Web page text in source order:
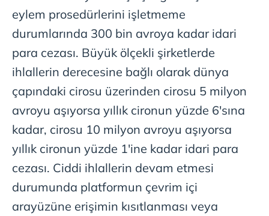
eylem prosedürlerini işletmeme
durumlarında 300 bin avroya kadar idari
para cezası. Büyük ölçekli şirketlerde
ihlallerin derecesine bağlı olarak dünya
çapındaki cirosu üzerinden cirosu 5 milyon
avroyu aşıyorsa yıllık cironun yüzde 6'sına
kadar, cirosu 10 milyon avroyu aşıyorsa
yıllık cironun yüzde 1'ine kadar idari para
cezası. Ciddi ihlallerin devam etmesi
durumunda platformun çevrim içi
arayüzüne erişimin kısıtlanması veya